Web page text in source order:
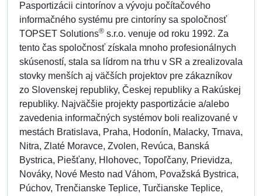
Pasportizácii cintorínov a vývoju počítačového
informačného systému pre cintoríny sa spoločnosť
TOPSET Solutions® s.r.o. venuje od roku 1992. Za
tento čas spoločnosť získala mnoho profesionálnych
skúseností, stala sa lídrom na trhu v SR a zrealizovala
stovky menších aj väčších projektov pre zákazníkov
zo Slovenskej republiky, Českej republiky a Rakúskej
republiky. Najväčšie projekty pasportizácie a/alebo
zavedenia informačných systémov boli realizované v
mestách Bratislava, Praha, Hodonín, Malacky, Trnava,
Nitra, Zlaté Moravce, Zvolen, Revúca, Banská
Bystrica, Piešťany, Hlohovec, Topoľčany, Prievidza,
Nováky, Nové Mesto nad Váhom, Považská Bystrica,
Púchov, Trenčianske Teplice, Turčianske Teplice,